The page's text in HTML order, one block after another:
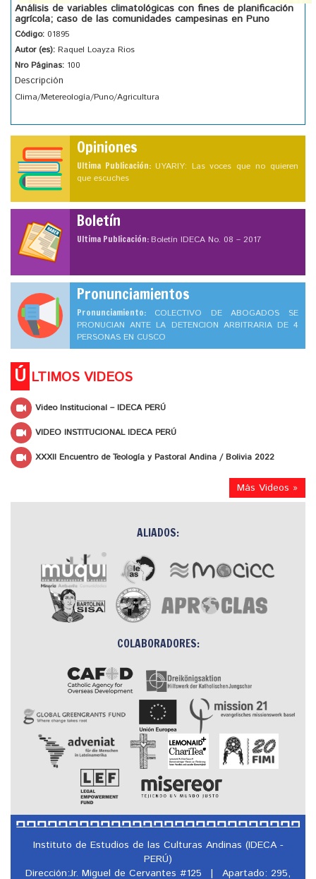
Análisis de variables climatológicas con fines de planificación
agrícola; caso de las comunidades campesinas en Puno
Código: 01895
Autor (es): Raquel Loayza Rios
Nro Páginas: 100
Descripción
Clima/Metereología/Puno/Agricultura
Opiniones
Ultima Publicación: UYARIY: Las voces que no quieren
que escuches
Boletín
Ultima Publicación:Boletín IDECA No. 08 – 2017
Pronunciamientos
Pronunciamiento: COLECTIVO DE ABOGADOS SE
PRONUCIAN ANTE LA DETENCION ARBITRARIA DE 4
PERSONAS EN CUSCO
Ú LTIMOS VIDEOS
Video Institucional – IDECA PERÚ
VIDEO INSTITUCIONAL IDECA PERÚ
XXXII Encuentro de Teología y Pastoral Andina / Bolivia 2022
Más Videos »
ALIADOS:
COLABORADORES:
Instituto de Estudios de las Culturas Andinas (IDECA -
PERÚ)
Dirección:Jr. Miguel de Cervantes #125
| Apartado: 295,